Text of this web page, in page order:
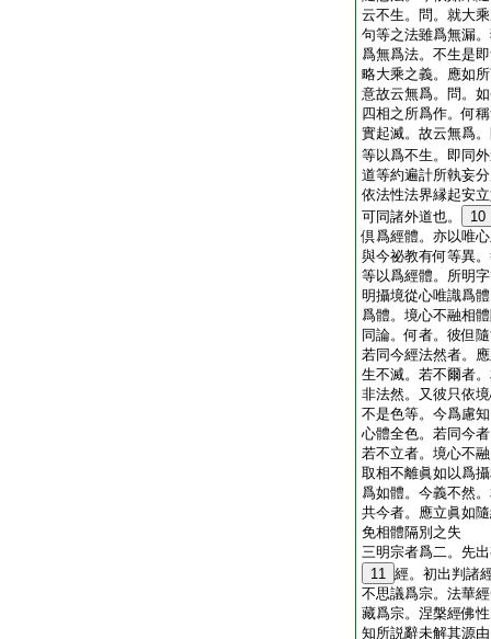
云不生。問。就大
句等之法雖爲無漏
爲無爲法。不生是
略大乘之義。應如
意故云無爲。問。
四相之所爲作。何
實起滅。故云無爲
等以爲不生。即同
道等約遍計所執妄
依法性法界縁起安
可同諸外道也。
10
倶爲經體。亦以唯
與今祕教有何等異
等以爲經體。所明
明攝境從心唯識爲
爲體。境心不融相
同論。何者。彼但
若同今經法然者。
生不滅。若不爾者
非法然。又彼只依
不是色等。今爲慮
心體全色。若同今
若不立者。境心不
取相不離眞如以爲
爲如體。今義不然
共今者。應立眞如
免相體隔別之失
三明宗者爲二。先
11 經。初出判諸
不思議爲宗。法華
藏爲宗。涅槃經佛
知所説辭未解其源